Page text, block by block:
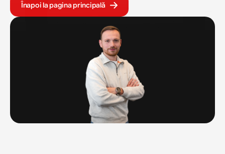
Înapoi la pagina principală